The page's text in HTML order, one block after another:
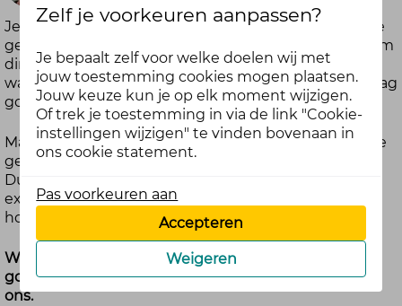
maanden
geleden
Je kunt van alles bedenken als het gaat om gezonde
gewoontes. Mijn nieuwe gewoonte is bijvoorbeeld om
direct als ik uit bed stap 10 minuten te gaan
wandelen. Zo word ik rustig wakker en begin ik de dag
goed.
Maar er zijn nog veel meer mogelijkheden. Probeer je
gezonde gewoonte zo specifiek mogelijk te maken.
Dus niet “meer water drinken”, maar “elke dag één
extra glas water drinken”. Zo is het makkelijker vol te
houden, omdat je precies weet wat je gaat doen.
Wat is jouw gezonde gewoonte? Iets kleins dat jou
goed doet en je dag net fijner maakt. Deel het met
ons.
Zelf je voorkeuren aanpassen?
Je bepaalt zelf voor welke doelen wij met
jouw toestemming cookies mogen plaatsen.
Jouw keuze kun je op elk moment wijzigen.
Of trek je toestemming in via de link "Cookie-
instellingen wijzigen" te vinden bovenaan in
ons cookie statement.
Pas voorkeuren aan
Accepteren
Weigeren